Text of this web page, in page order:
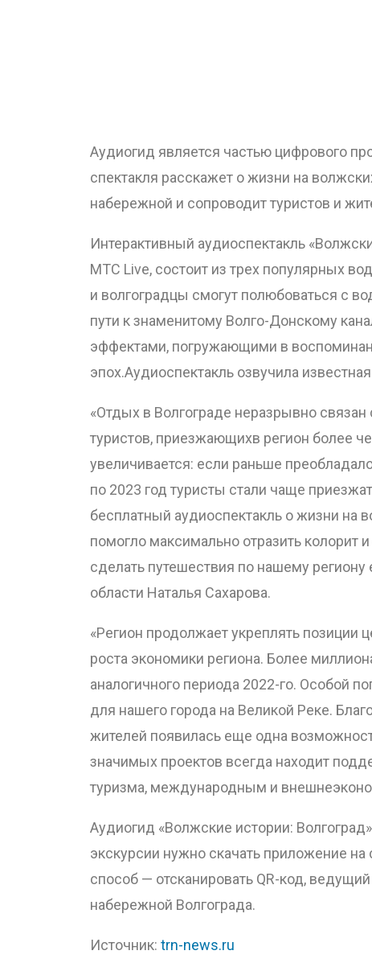
Аудиогид является частью цифрового
спектакля расскажет о жизни на
набережной и сопроводит туристов и
Интерактивный аудиоспектакль
МТС Live, состоит из трех популярных
и волгоградцы смогут полюбоваться с
пути к знаменитому Волго-Донскому
эффектами, погружающими в
эпох.Аудиоспектакль озвучила
«Отдых в Волгограде неразрывно
туристов, приезжающихв регион более
увеличивается: если раньше
по 2023 год туристы стали чаще
бесплатный аудиоспектакль о жизни на
помогло максимально отразить
сделать путешествия по нашему
области Наталья Сахарова.
«Регион продолжает укреплять позиции
роста экономики региона. Более
аналогичного периода 2022-го. Особой
для нашего города на Великой Реке.
жителей появилась еще одна
значимых проектов всегда находит
туризма, международным и
Аудиогид «Волжские истории:
экскурсии нужно скачать приложение
способ — отсканировать QR-код,
набережной Волгограда.
Источник: trn-news.ru